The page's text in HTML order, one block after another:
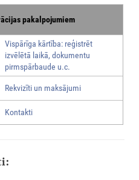
pakalpojumiem
Vispārīga kārtība: reģistrēt
izvēlētā laikā, dokumentu
pirmspārbaude u.c.
Rekvizīti un maksājumi
Kontakti